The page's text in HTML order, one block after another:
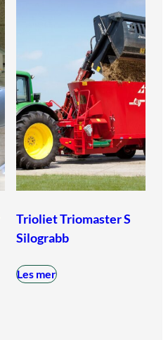
Trioliet Triomaster S
Silograbb
Les mer